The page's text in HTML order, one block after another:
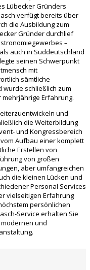
Lübecker Gründers
verfügt bereits über
die Ausbildung zum
Gründer durchlief
–
auch in Süddeutschland
seinen Schwerpunkt
mit
sämtliche
schließlich zum
Erfahrung.
und
die Weiterbildung
und Kongressbereich
Aufbau einer komplett
Erstellen von
von großen
aber umfangreichen
die kleinen Lücken und
Personal Services
vielseitigen Erfahrung
persönlichen
Service erhalten Sie
modernen und